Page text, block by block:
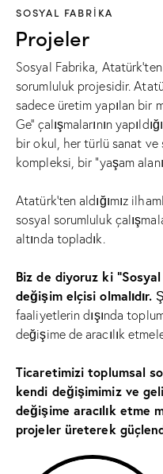
SOSYAL FABRIKA
Projeler
Sosyal Fabrika,
sorumluluk projesidir.
sadece üretim yapılan bir
Ge’’ çalışmalarının
bir okul, her türlü sanat ve
kompleksi, bir “yaşam
Atatürk’ten aldığımız
sosyal sorumluluk
altında topladık.
Biz de diyoruz ki
değişim elçisi olmalıdır.
faaliyetlerin dışında
değişime de aracılık
Ticaretimizi toplumsal
kendi değişimimiz ve
değişime aracılık etme
projeler üreterek